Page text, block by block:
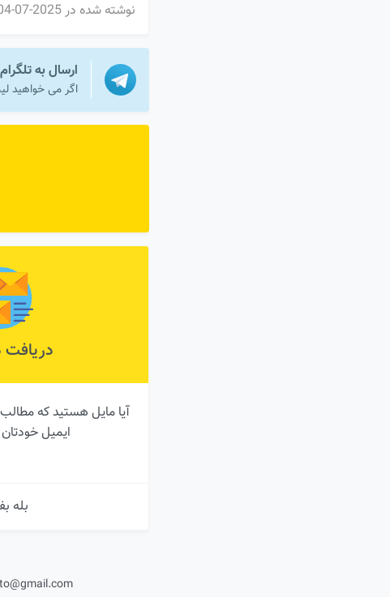
نوشته شده در2025-07-04
ارسال به تلگرام
اگر می خواهید
دریافت
آیا مایل هستید که
ایمیل
بله